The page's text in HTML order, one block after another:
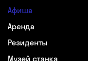
Афиша
Аренда
Резиденты
Музей станка